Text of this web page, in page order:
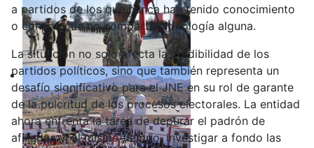
a partidos de los que nunca han tenido conocimiento
o con los que no comparten ideología alguna.
La situación no solo afecta la credibilidad de los
partidos políticos, sino que también representa un
desafío significativo para el JNE en su rol de garante
de la pulcritud de los procesos electorales. La entidad
ahora enfrenta la tarea de depurar el padrón de
afiliados y, al mismo tiempo, investigar a fondo las